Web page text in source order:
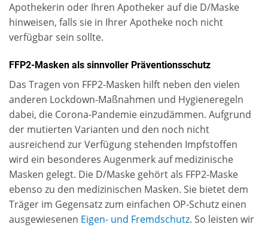
Apothekerin oder Ihren Apotheker auf die D/Maske
hinweisen, falls sie in Ihrer Apotheke noch nicht
verfügbar sein sollte.
FFP2-Masken als sinnvoller Präventionsschutz
Das Tragen von FFP2-Masken hilft neben den vielen
anderen Lockdown-Maßnahmen und Hygieneregeln
dabei, die Corona-Pandemie einzudämmen. Aufgrund
der mutierten Varianten und den noch nicht
ausreichend zur Verfügung stehenden Impfstoffen
wird ein besonderes Augenmerk auf medizinische
Masken gelegt. Die D/Maske gehört als FFP2-Maske
ebenso zu den medizinischen Masken. Sie bietet dem
Träger im Gegensatz zum einfachen OP-Schutz einen
ausgewiesenen Eigen- und Fremdschutz. So leisten wir